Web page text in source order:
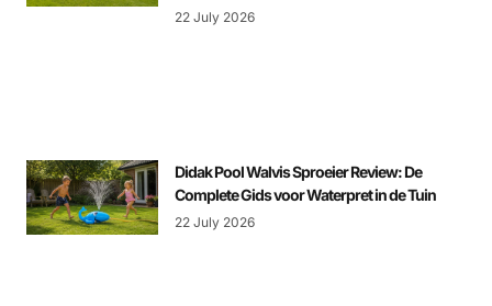
22 July 2026
Didak Pool Walvis Sproeier Review: De
Complete Gids voor Waterpret in de Tuin
22 July 2026